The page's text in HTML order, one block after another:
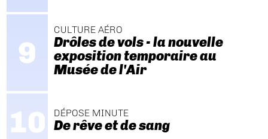
CULTURE AÉRO
Drôles de vols - la nouvelle
exposition temporaire au
Musée de l'Air
DÉPOSE MINUTE
De rêve et de sang